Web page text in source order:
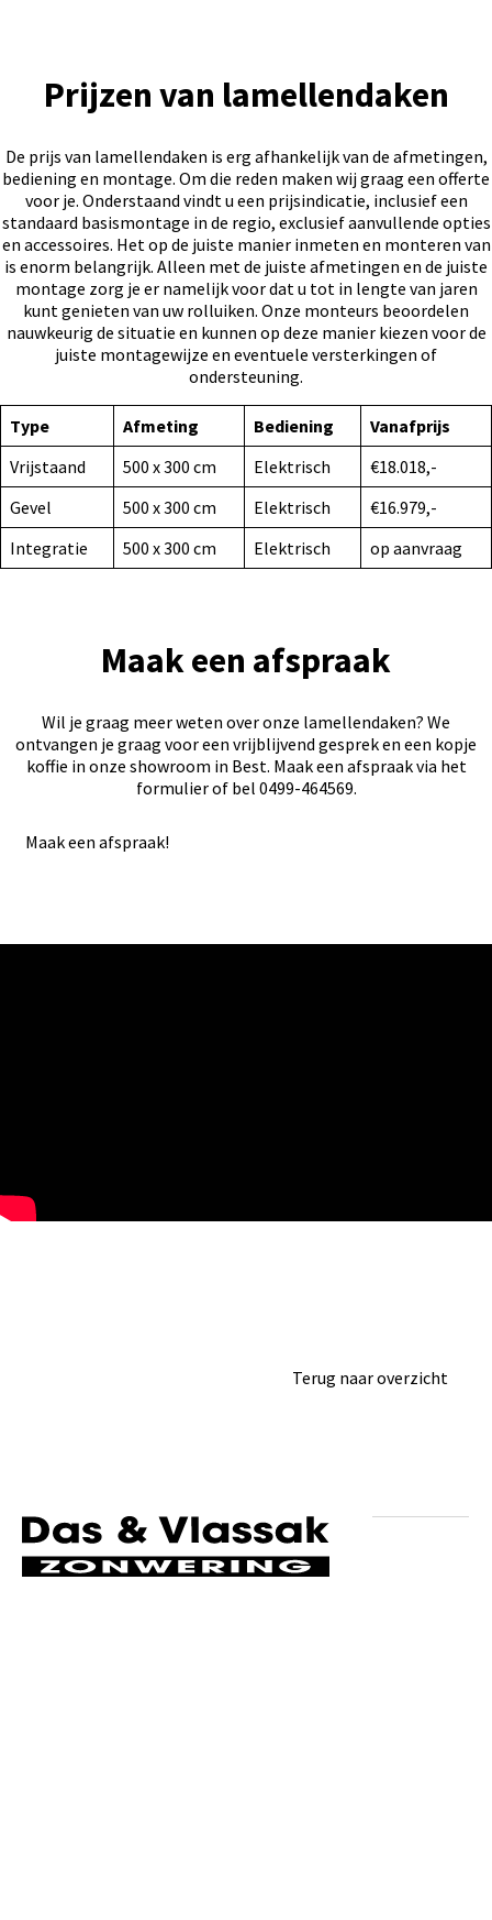
Prijzen van lamellendaken
De prijs van lamellendaken is erg afhankelijk van de afmetingen,
bediening en montage. Om die reden maken wij graag een offerte
voor je. Onderstaand vindt u een prijsindicatie, inclusief een
standaard basismontage in de regio, exclusief aanvullende opties
en accessoires. Het op de juiste manier inmeten en monteren van
is enorm belangrijk. Alleen met de juiste afmetingen en de juiste
montage zorg je er namelijk voor dat u tot in lengte van jaren
kunt genieten van uw rolluiken. Onze monteurs beoordelen
nauwkeurig de situatie en kunnen op deze manier kiezen voor de
juiste montagewijze en eventuele versterkingen of
ondersteuning.
Type Afmeting Bediening
Vanafprijs
Vrijstaand
500 x 300 cm Elektrisch
€18.018,-
Gevel
500 x 300 cm Elektrisch
€16.979,-
Integratie
500 x 300 cm Elektrisch op aanvraag
Maak een afspraak
Wil je graag meer weten over onze lamellendaken? We
ontvangen je graag voor een vrijblijvend gesprek en een kopje
koffie in onze showroom in Best. Maak een afspraak via het
formulier of bel 0499-464569.
Maak een afspraak!
Terug naar overzicht